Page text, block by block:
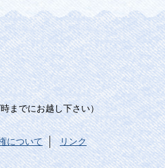
までにお越し下さい）
について リンク